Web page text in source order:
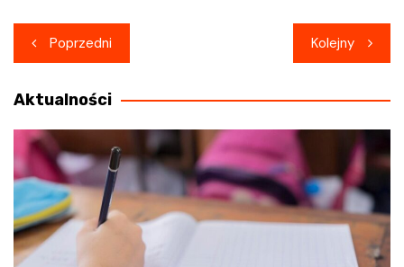
Nawigacja
wpisu
Poprzedni Kolejny
Aktualności